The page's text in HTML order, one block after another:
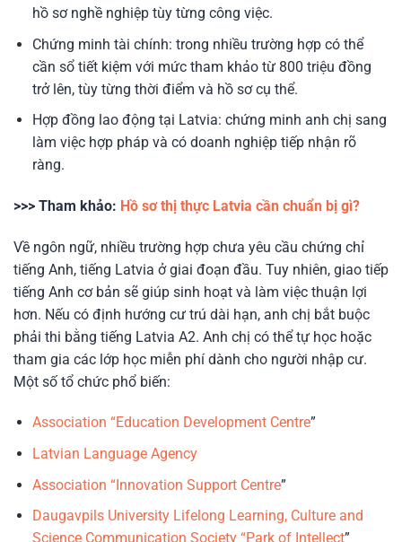
hồ sơ nghề nghiệp tùy từng công việc.
Chứng minh tài chính: trong nhiều trường hợp có thể
cần sổ tiết kiệm với mức tham khảo từ 800 triệu đồng
trở lên, tùy từng thời điểm và hồ sơ cụ thể.
Hợp đồng lao động tại Latvia: chứng minh anh chị sang
làm việc hợp pháp và có doanh nghiệp tiếp nhận rõ
ràng.
>>> Tham khảo: Hồ sơ thị thực Latvia cần chuẩn bị gì?
Về ngôn ngữ, nhiều trường hợp chưa yêu cầu chứng chỉ
tiếng Anh, tiếng Latvia ở giai đoạn đầu. Tuy nhiên, giao tiếp
tiếng Anh cơ bản sẽ giúp sinh hoạt và làm việc thuận lợi
hơn. Nếu có định hướng cư trú dài hạn, anh chị bắt buộc
phải thi bằng tiếng Latvia A2. Anh chị có thể tự học hoặc
tham gia các lớp học miễn phí dành cho người nhập cư.
Một số tổ chức phổ biến:
Association “Education Development Centre”
Latvian Language Agency
Association “Innovation Support Centre”
Daugavpils University Lifelong Learning, Culture and
Science Communication Society “Park of Intellect”